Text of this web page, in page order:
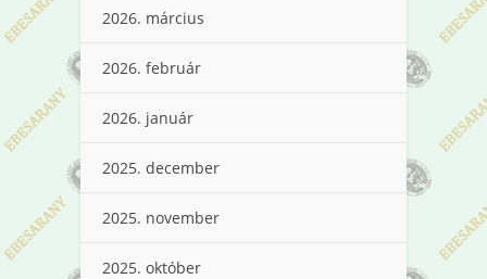
2026. március
2026. február
2026. január
2025. december
2025. november
2025. október